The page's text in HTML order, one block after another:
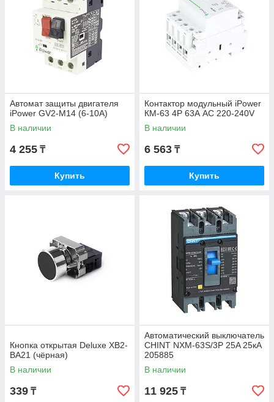
Автомат защиты двигателя
iPower GV2-M14 (6-10A)
В наличии
4 255 ₸
Купить
Контактор модульный iPower
КМ-63 4Р 63А АС 220-240V
В наличии
6 563 ₸
Купить
Кнопка открытая Deluxe ХВ2-
ВА21 (чёрная)
В наличии
339 ₸
Автоматический выключатель
CHINT NXM-63S/3P 25A 25кА
205885
В наличии
11 925 ₸